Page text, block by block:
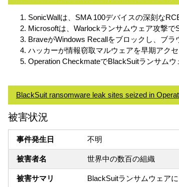
SonicWallは、SMA 100デバイスの深刻な
Microsoftは、Warlockランサムウェア攻撃で
BraveがWindows Recallをブロックし、ブ
ハッカーが情報窃取マルウェアを早期アク
Operation CheckmateでBlackSuitランサム
BlackSuit ransomware leak sites seized in
被害状況
事件発生日 不明
被害者名 世界中の数百の組織
被害サマリ BlackSuitランサムウェア